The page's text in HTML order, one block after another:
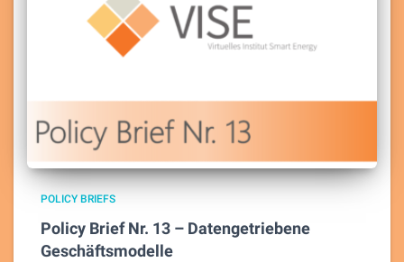
POLICY BRIEFS
Policy Brief Nr. 13 – Datengetriebene
Geschäftsmodelle